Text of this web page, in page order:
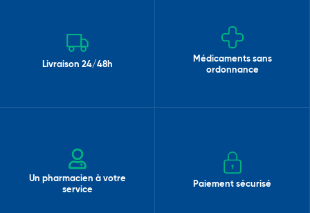
Livraison 24/48h
Médicaments sans
ordonnance
Un pharmacien à votre
service
Paiement sécurisé